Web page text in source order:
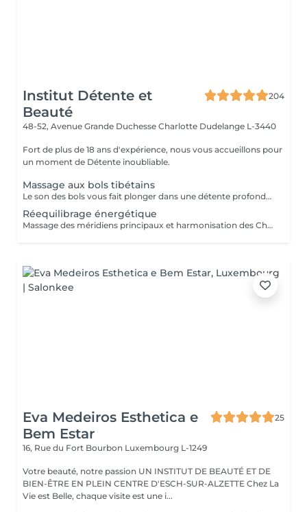
Institut Détente et
Beauté
204
48-52, Avenue Grande Duchesse Charlotte Dudelange L-3440
Fort de plus de 18 ans d'expérience, nous vous accueillons pour
un moment de Détente inoubliable.
Massage aux bols tibétains
Le son des bols vous fait plonger dans une détente profonde, favorise le sommeil et relâche les tensions musculaires et émotionnelles
Réequilibrage énergétique
Massage des méridiens principaux et harmonisation des Chakras pour aider à gérer ses émotions et se sentir bien dans son corps
Eva Medeiros Esthetica e
Bem Estar
25
16, Rue du Fort Bourbon Luxembourg L-1249
Votre beauté, notre passion UN INSTITUT DE BEAUTÉ ET DE
BIEN-ÊTRE EN PLEIN CENTRE D'ESCH-SUR-ALZETTE Chez La
Vie est Belle, chaque visite est une i...